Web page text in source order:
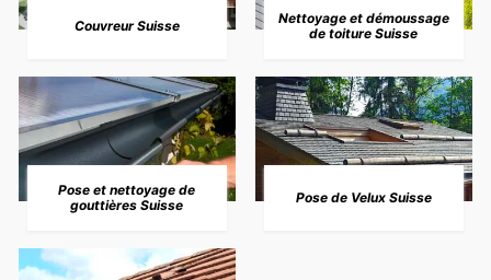
Couvreur Suisse
Nettoyage et démoussage
de toiture Suisse
Pose et nettoyage de
gouttières Suisse
Pose de Velux Suisse